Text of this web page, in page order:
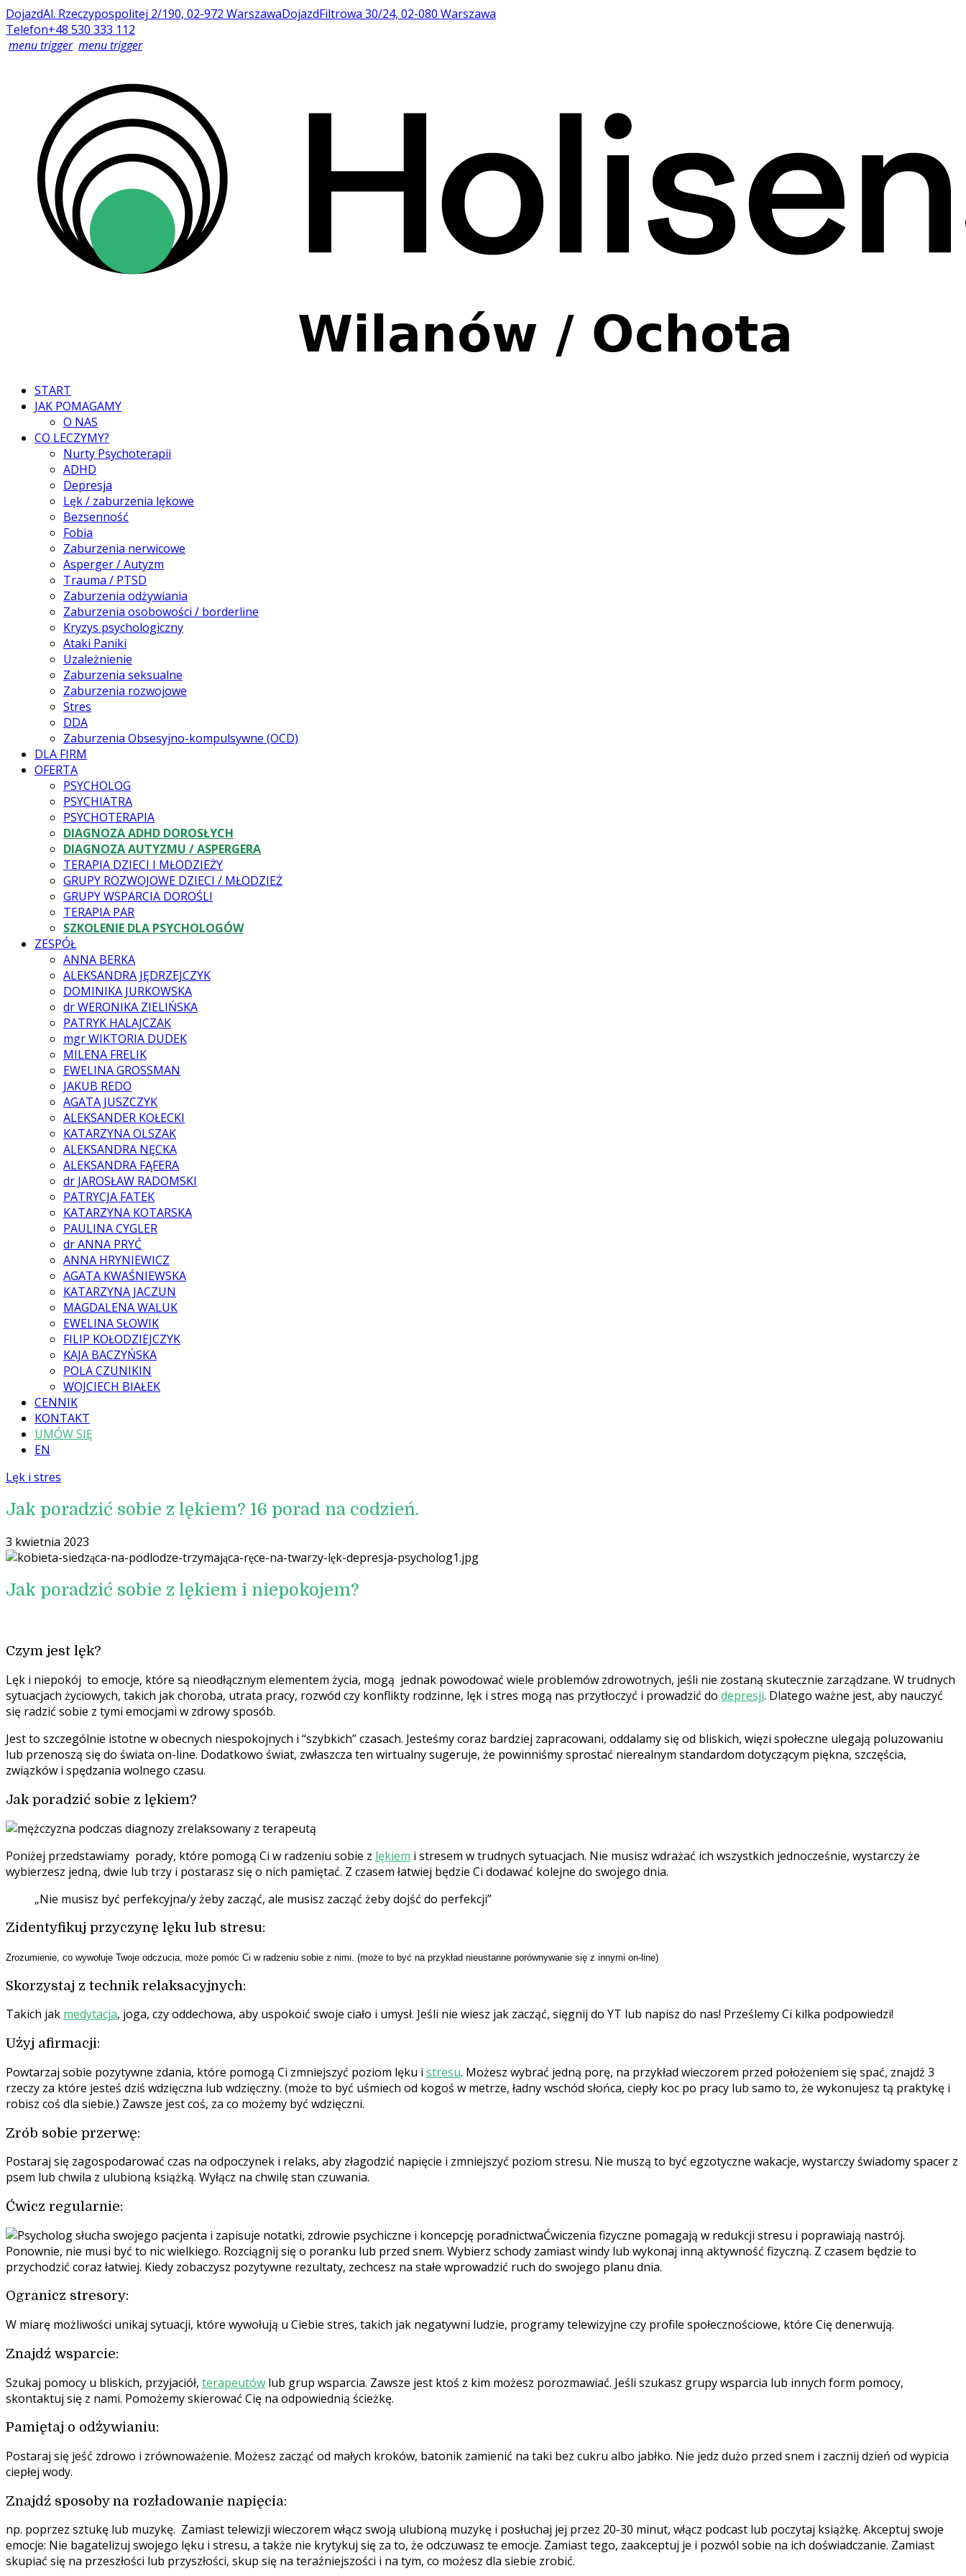
DojazdAl. Rzeczypospolitej 2/190, 02-972 WarszawaDojazdFiltrowa 30/24, 02-080 Warszawa
Telefon+48 530 333 112
menu trigger menu trigger
START
JAK POMAGAMY
O NAS
CO LECZYMY?
Nurty Psychoterapii
ADHD
Depresja
Lęk / zaburzenia lękowe
Bezsenność
Fobia
Zaburzenia nerwicowe
Asperger / Autyzm
Trauma / PTSD
Zaburzenia odżywiania
Zaburzenia osobowości / borderline
Kryzys psychologiczny
Ataki Paniki
Uzależnienie
Zaburzenia seksualne
Zaburzenia rozwojowe
Stres
DDA
Zaburzenia Obsesyjno-kompulsywne (OCD)
DLA FIRM
OFERTA
PSYCHOLOG
PSYCHIATRA
PSYCHOTERAPIA
DIAGNOZA ADHD DOROSŁYCH
DIAGNOZA AUTYZMU / ASPERGERA
TERAPIA DZIECI I MŁODZIEŻY
GRUPY ROZWOJOWE DZIECI / MŁODZIEŻ
GRUPY WSPARCIA DOROŚLI
TERAPIA PAR
SZKOLENIE DLA PSYCHOLOGÓW
ZESPÓŁ
ANNA BERKA
ALEKSANDRA JĘDRZEJCZYK
DOMINIKA JURKOWSKA
dr WERONIKA ZIELIŃSKA
PATRYK HALAJCZAK
mgr WIKTORIA DUDEK
MILENA FRELIK
EWELINA GROSSMAN
JAKUB REDO
AGATA JUSZCZYK
ALEKSANDER KOŁECKI
KATARZYNA OLSZAK
ALEKSANDRA NĘCKA
ALEKSANDRA FĄFERA
dr JAROSŁAW RADOMSKI
PATRYCJA FATEK
KATARZYNA KOTARSKA
PAULINA CYGLER
dr ANNA PRYĆ
ANNA HRYNIEWICZ
AGATA KWAŚNIEWSKA
KATARZYNA JACZUN
MAGDALENA WALUK
EWELINA SŁOWIK
FILIP KOŁODZIEJCZYK
KAJA BACZYŃSKA
POLA CZUNIKIN
WOJCIECH BIAŁEK
CENNIK
KONTAKT
UMÓW SIĘ
EN
Lęk i stres
Jak poradzić sobie z lękiem? 16 porad na codzień.
3 kwietnia 2023
Jak poradzić sobie z lękiem i niepokojem?
Czym jest lęk?
Lęk i niepokój to emocje, które są nieodłącznym elementem życia, mogą jednak powodować wiele problemów zdrowotnych, jeśli nie zostaną skutecznie zarządzane. W trudnych
sytuacjach życiowych, takich jak choroba, utrata pracy, rozwód czy konflikty rodzinne, lęk i stres mogą nas przytłoczyć i prowadzić do depresji. Dlatego ważne jest, aby nauczyć
się radzić sobie z tymi emocjami w zdrowy sposób.
Jest to szczególnie istotne w obecnych niespokojnych i “szybkich” czasach. Jesteśmy coraz bardziej zapracowani, oddalamy się od bliskich, więzi społeczne ulegają poluzowaniu
lub przenoszą się do świata on-line. Dodatkowo świat, zwłaszcza ten wirtualny sugeruje, że powinniśmy sprostać nierealnym standardom dotyczącym piękna, szczęścia,
związków i spędzania wolnego czasu.
Jak poradzić sobie z lękiem?
Poniżej przedstawiamy porady, które pomogą Ci w radzeniu sobie z lękiem i stresem w trudnych sytuacjach. Nie musisz wdrażać ich wszystkich jednocześnie, wystarczy że
wybierzesz jedną, dwie lub trzy i postarasz się o nich pamiętać. Z czasem łatwiej będzie Ci dodawać kolejne do swojego dnia.
„Nie musisz być perfekcyjna/y żeby zacząć, ale musisz zacząć żeby dojść do perfekcji”
Zidentyfikuj przyczynę lęku lub stresu:
Zrozumienie, co wywołuje Twoje odczucia, może pomóc Ci w radzeniu sobie z nimi. (może to być na przykład nieustanne porównywanie się z innymi on-line)
Skorzystaj z technik relaksacyjnych:
Takich jak medytacja, joga, czy oddechowa, aby uspokoić swoje ciało i umysł. Jeśli nie wiesz jak zacząć, sięgnij do YT lub napisz do nas! Prześlemy Ci kilka podpowiedzi!
Użyj afirmacji:
Powtarzaj sobie pozytywne zdania, które pomogą Ci zmniejszyć poziom lęku i stresu. Możesz wybrać jedną porę, na przykład wieczorem przed położeniem się spać, znajdź 3
rzeczy za które jesteś dziś wdzięczna lub wdzięczny. (może to być uśmiech od kogoś w metrze, ładny wschód słońca, ciepły koc po pracy lub samo to, że wykonujesz tą praktykę i
robisz coś dla siebie.) Zawsze jest coś, za co możemy być wdzięczni.
Zrób sobie przerwę:
Postaraj się zagospodarować czas na odpoczynek i relaks, aby złagodzić napięcie i zmniejszyć poziom stresu. Nie muszą to być egzotyczne wakacje, wystarczy świadomy spacer z
psem lub chwila z ulubioną książką. Wyłącz na chwilę stan czuwania.
Ćwicz regularnie:
Ćwiczenia fizyczne pomagają w redukcji stresu i poprawiają nastrój.
Ponownie, nie musi być to nic wielkiego. Rozciągnij się o poranku lub przed snem. Wybierz schody zamiast windy lub wykonaj inną aktywność fizyczną. Z czasem będzie to
przychodzić coraz łatwiej. Kiedy zobaczysz pozytywne rezultaty, zechcesz na stałe wprowadzić ruch do swojego planu dnia.
Ogranicz stresory:
W miarę możliwości unikaj sytuacji, które wywołują u Ciebie stres, takich jak negatywni ludzie, programy telewizyjne czy profile społecznościowe, które Cię denerwują.
Znajdź wsparcie:
Szukaj pomocy u bliskich, przyjaciół, terapeutów lub grup wsparcia. Zawsze jest ktoś z kim możesz porozmawiać. Jeśli szukasz grupy wsparcia lub innych form pomocy,
skontaktuj się z nami. Pomożemy skierować Cię na odpowiednią ścieżkę.
Pamiętaj o odżywianiu:
Postaraj się jeść zdrowo i zrównoważenie. Możesz zacząć od małych kroków, batonik zamienić na taki bez cukru albo jabłko. Nie jedz dużo przed snem i zacznij dzień od wypicia
ciepłej wody.
Znajdź sposoby na rozładowanie napięcia:
np. poprzez sztukę lub muzykę. Zamiast telewizji wieczorem włącz swoją ulubioną muzykę i posłuchaj jej przez 20-30 minut, włącz podcast lub poczytaj książkę. Akceptuj swoje
emocje: Nie bagatelizuj swojego lęku i stresu, a także nie krytykuj się za to, że odczuwasz te emocje. Zamiast tego, zaakceptuj je i pozwól sobie na ich doświadczanie. Zamiast
skupiać się na przeszłości lub przyszłości, skup się na teraźniejszości i na tym, co możesz dla siebie zrobić.